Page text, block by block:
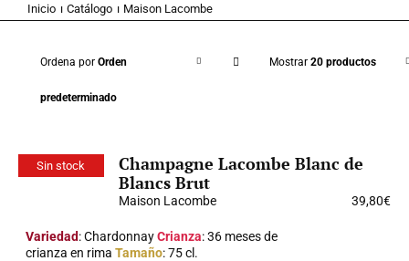
Inicio Catálogo Maison Lacombe
Ordena por Orden
predeterminado
Mostrar 20 productos
Sin stock
Champagne Lacombe Blanc de
Blancs Brut
Maison Lacombe 39,80€
Variedad: ChardonnayCrianza: 36 meses de
crianza en rimaTamaño: 75 cl.